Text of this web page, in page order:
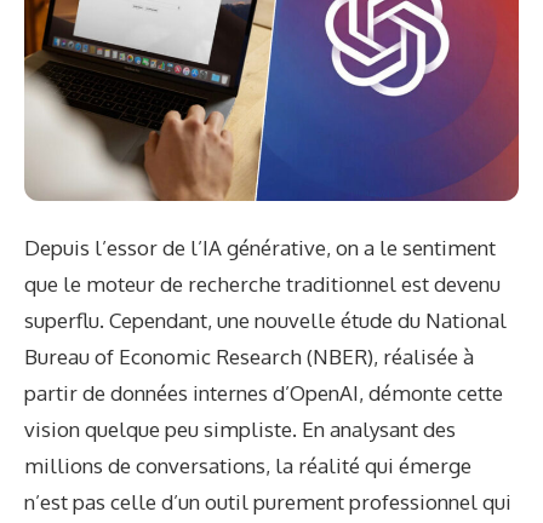
Depuis l’essor de l’IA générative, on a le sentiment
que le moteur de recherche traditionnel est devenu
superflu. Cependant, une nouvelle étude du National
Bureau of Economic Research (NBER), réalisée à
partir de données internes d’OpenAI, démonte cette
vision quelque peu simpliste. En analysant des
millions de conversations, la réalité qui émerge
n’est pas celle d’un outil purement professionnel qui